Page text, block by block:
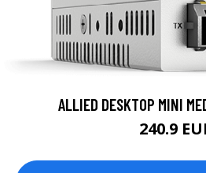
ALLIED DESKTOP MINI
240.9